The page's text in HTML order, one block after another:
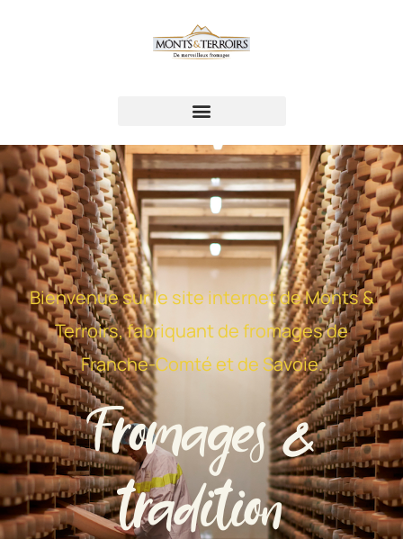
Bienvenue sur le site internet de Monts &
Terroirs, fabriquant de fromages de
Franche-Comté et de Savoie.
Fromages &
tradition